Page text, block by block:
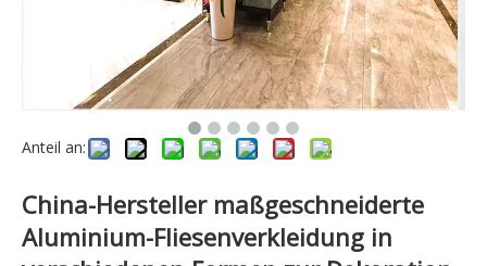
Anteil an:
China-Hersteller maßgeschneiderte
Aluminium-Fliesenverkleidung in